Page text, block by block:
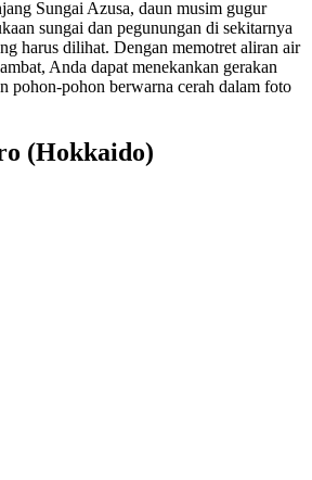
Sungai Azusa, daun musim gugur
sungai dan pegunungan di sekitarnya
harus dilihat. Dengan memotret aliran air
Anda dapat menekankan gerakan
pohon-pohon berwarna cerah dalam foto
(Hokkaido)